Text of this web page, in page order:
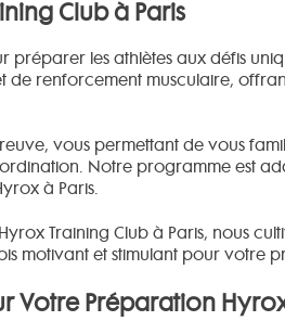
Club à Paris
les athlètes aux défis
de renforcement musculaire,
vous permettant de vous
Notre programme est
à Paris.
Training Club à Paris, nous
motivant et stimulant pour votre
Votre Préparation